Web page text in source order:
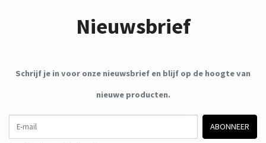
Nieuwsbrief
Schrijf je in voor onze nieuwsbrief en blijf op de hoogte van
nieuwe producten.
ABONNEER